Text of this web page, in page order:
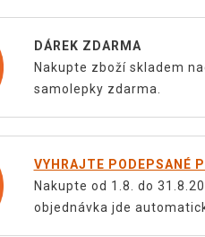
DÁREK ZDARMA
Nakupte zboží skladem
samolepky zdarma.
VYHRAJTE PODEPSANÉ
Nakupte od 1.8. do
objednávka jde